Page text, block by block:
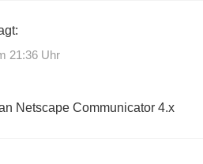
21:36 Uhr
Netscape Communicator 4.x